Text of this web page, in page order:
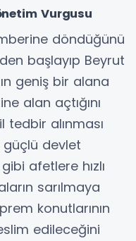
Vurgusu
döndüğünü
başlayıp Beyrut
geniş bir alana
alan açtığını
tedbir alınması
güçlü devlet
afetlere hızlı
sarılmaya
konutlarının
edileceğini